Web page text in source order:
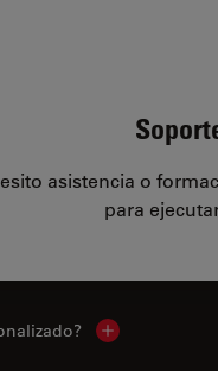
asistencia o
para
Show local